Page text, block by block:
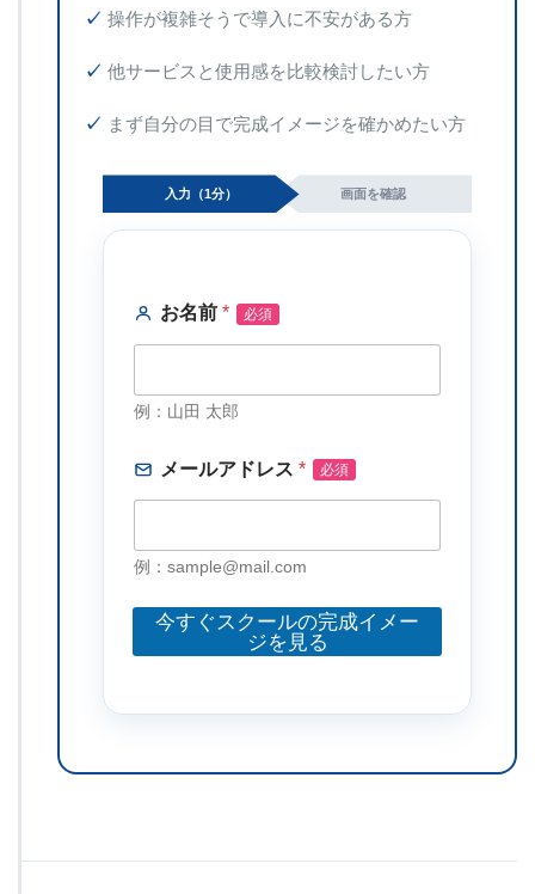
操作が複雑そうで導入に不安がある方
他サービスと使用感を比較検討したい方
まず自分の目で完成イメージを確かめたい方
入力（1分） 画面を確認
名
前
ル
レ
ス
名
前
お名前 *
例：山田 太郎
メールアドレス *
例：sample@mail.com
今すぐスクールの完成イメー
ジを見る